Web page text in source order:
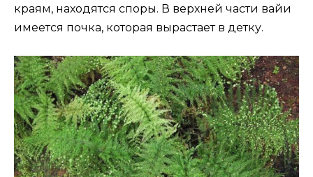
краям, находятся споры. В верхней части вайи
имеется почка, которая вырастает в детку.